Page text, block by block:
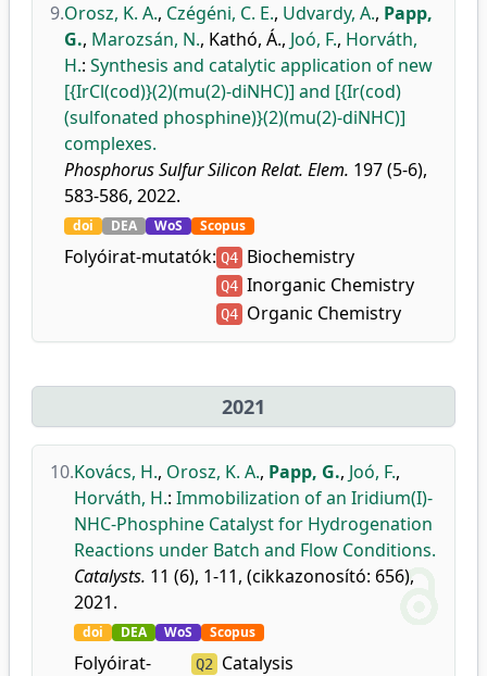
9.Orosz, K. A., Czégéni, C. E., Udvardy, A., Papp,
G., Marozsán, N., Kathó, Á., Joó, F., Horváth,
H.: Synthesis and catalytic application of new
[{IrCl(cod)}(2)(mu(2)-diNHC)] and [{Ir(cod)
(sulfonated phosphine)}(2)(mu(2)-diNHC)]
complexes.
Phosphorus Sulfur Silicon Relat. Elem. 197 (5-6),
583-586, 2022.
doi DEA WoS Scopus
Folyóirat-mutatók: Q4 Biochemistry
Q4 Inorganic Chemistry
Q4 Organic Chemistry
2021
10.Kovács, H., Orosz, K. A., Papp, G., Joó, F.,
Horváth, H.: Immobilization of an Iridium(I)-
NHC-Phosphine Catalyst for Hydrogenation
Reactions under Batch and Flow Conditions.
Catalysts. 11 (6), 1-11, (cikkazonosító: 656),
2021.
doi DEA WoS Scopus
Folyóirat-
Q2 Catalysis